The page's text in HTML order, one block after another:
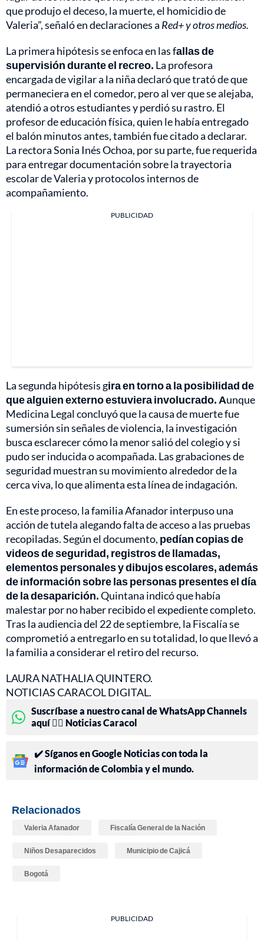
que produjo el deceso, la muerte, el homicidio de
Valeria”, señaló en declaraciones a Red+ y otros medios.
La primera hipótesis se enfoca en las fallas de
supervisión durante el recreo. La profesora
encargada de vigilar a la niña declaró que trató de que
permaneciera en el comedor, pero al ver que se alejaba,
atendió a otros estudiantes y perdió su rastro. El
profesor de educación física, quien le había entregado
el balón minutos antes, también fue citado a declarar.
La rectora Sonia Inés Ochoa, por su parte, fue requerida
para entregar documentación sobre la trayectoria
escolar de Valeria y protocolos internos de
acompañamiento.
PUBLICIDAD
La segunda hipótesis gira en torno a la posibilidad de
que alguien externo estuviera involucrado. Aunque
Medicina Legal concluyó que la causa de muerte fue
sumersión sin señales de violencia, la investigación
busca esclarecer cómo la menor salió del colegio y si
pudo ser inducida o acompañada. Las grabaciones de
seguridad muestran su movimiento alrededor de la
cerca viva, lo que alimenta esta línea de indagación.
En este proceso, la familia Afanador interpuso una
acción de tutela alegando falta de acceso a las pruebas
recopiladas. Según el documento, pedían copias de
videos de seguridad, registros de llamadas,
elementos personales y dibujos escolares, además
de información sobre las personas presentes el día
de la desaparición.Quintana indicó que había
malestar por no haber recibido el expediente completo.
Tras la audiencia del 22 de septiembre, la Fiscalía se
comprometió a entregarlo en su totalidad, lo que llevó a
la familia a considerar el retiro del recurso.
LAURA NATHALIA QUINTERO.
NOTICIAS CARACOL DIGITAL.
Suscríbase a nuestro canal de WhatsApp Channels
aquí 👉🏻 Noticias Caracol
✔️ Síganos en Google Noticias con toda la
información de Colombia y el mundo.
Relacionados
Valeria Afanador Fiscalía General de la Nación
Niños Desaparecidos Municipio de Cajicá
Bogotá
PUBLICIDAD